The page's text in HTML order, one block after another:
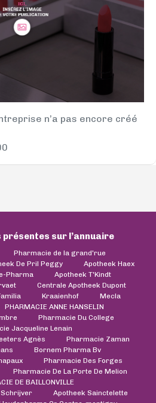
n’a pas encore créé
présentes sur l’annuaire
Pharmacie de la grand'rue
De Pril Peggy
Apotheek Haex
Pharma
Apotheek T'Kindt
Centrale Apotheek Dupont
Kraaienhof
Mecla
PHARMACIE ANNE HANSELIN
Pharmacie Du College
Jacqueline Lenain
Agnès
Pharmacie Zaman
Bornem Pharma Bv
Pharmacie Des Forges
Pharmacie De La Porte De Melion
DE BAILLONVILLE
Apotheek Sainctelette